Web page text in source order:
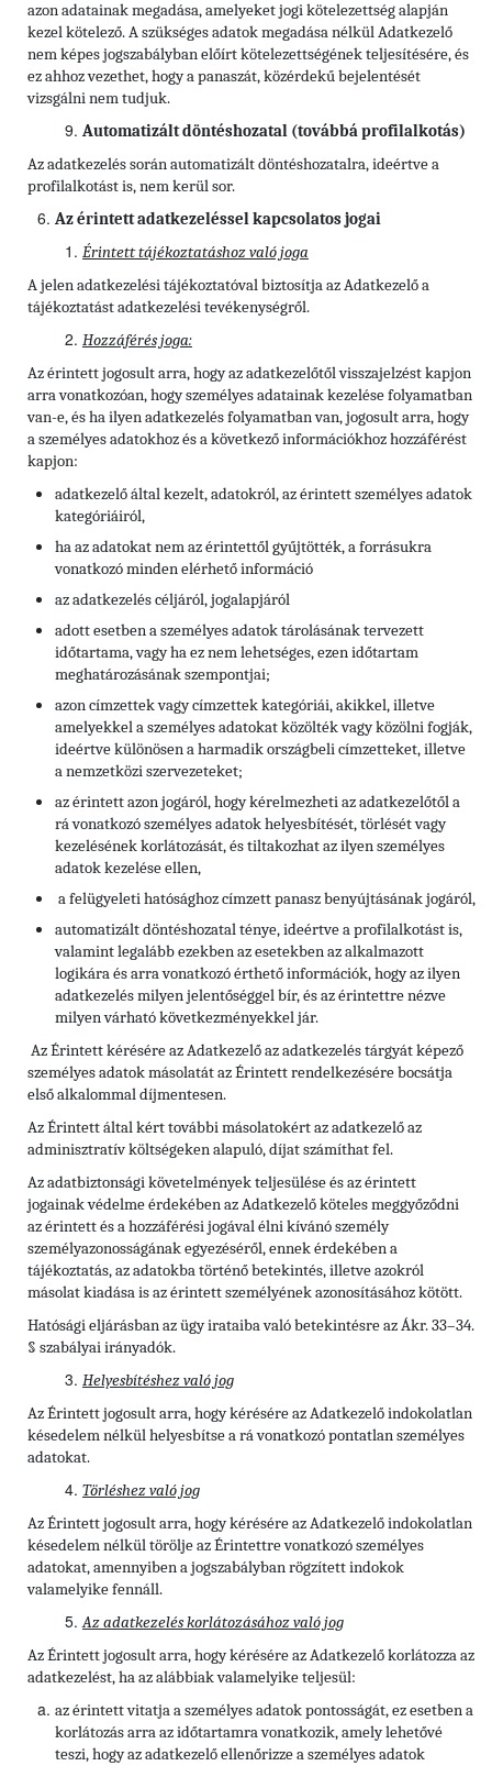
azon adatainak megadása, amelyeket jogi kötelezettség alapján
kezel kötelező. A szükséges adatok megadása nélkül Adatkezelő
nem képes jogszabályban előírt kötelezettségének teljesítésére, és
ez ahhoz vezethet, hogy a panaszát, közérdekű bejelentését
vizsgálni nem tudjuk.
Automatizált döntéshozatal (továbbá profilalkotás)
Az adatkezelés során automatizált döntéshozatalra, ideértve a
profilalkotást is, nem kerül sor.
Az érintett adatkezeléssel kapcsolatos jogai
Érintett tájékoztatáshoz való joga
A jelen adatkezelési tájékoztatóval biztosítja az Adatkezelő a
tájékoztatást adatkezelési tevékenységről.
Hozzáférés joga:
Az érintett jogosult arra, hogy az adatkezelőtől visszajelzést kapjon
arra vonatkozóan, hogy személyes adatainak kezelése folyamatban
van-e, és ha ilyen adatkezelés folyamatban van, jogosult arra, hogy
a személyes adatokhoz és a következő információkhoz hozzáférést
kapjon:
adatkezelő által kezelt, adatokról, az érintett személyes adatok
kategóriáiról,
ha az adatokat nem az érintettől gyűjtötték, a forrásukra
vonatkozó minden elérhető információ
az adatkezelés céljáról, jogalapjáról
adott esetben a személyes adatok tárolásának tervezett
időtartama, vagy ha ez nem lehetséges, ezen időtartam
meghatározásának szempontjai;
azon címzettek vagy címzettek kategóriái, akikkel, illetve
amelyekkel a személyes adatokat közölték vagy közölni fogják,
ideértve különösen a harmadik országbeli címzetteket, illetve
a nemzetközi szervezeteket;
az érintett azon jogáról, hogy kérelmezheti az adatkezelőtől a
rá vonatkozó személyes adatok helyesbítését, törlését vagy
kezelésének korlátozását, és tiltakozhat az ilyen személyes
adatok kezelése ellen,
a felügyeleti hatósághoz címzett panasz benyújtásának jogáról,
automatizált döntéshozatal ténye, ideértve a profilalkotást is,
valamint legalább ezekben az esetekben az alkalmazott
logikára és arra vonatkozó érthető információk, hogy az ilyen
adatkezelés milyen jelentőséggel bír, és az érintettre nézve
milyen várható következményekkel jár.
Az Érintett kérésére az Adatkezelő az adatkezelés tárgyát képező
személyes adatok másolatát az Érintett rendelkezésére bocsátja
első alkalommal díjmentesen.
Az Érintett által kért további másolatokért az adatkezelő az
adminisztratív költségeken alapuló, díjat számíthat fel.
Az adatbiztonsági követelmények teljesülése és az érintett
jogainak védelme érdekében az Adatkezelő köteles meggyőződni
az érintett és a hozzáférési jogával élni kívánó személy
személyazonosságának egyezéséről, ennek érdekében a
tájékoztatás, az adatokba történő betekintés, illetve azokról
másolat kiadása is az érintett személyének azonosításához kötött.
Hatósági eljárásban az ügy irataiba való betekintésre az Ákr. 33–34.
§ szabályai irányadók.
Helyesbítéshez való jog
Az Érintett jogosult arra, hogy kérésére az Adatkezelő indokolatlan
késedelem nélkül helyesbítse a rá vonatkozó pontatlan személyes
adatokat.
Törléshez való jog
Az Érintettjogosult arra, hogy kérésére az Adatkezelő indokolatlan
késedelem nélkül törölje az Érintettre vonatkozó személyes
adatokat, amennyiben a jogszabályban rögzített indokok
valamelyike fennáll.
Az adatkezelés korlátozásához való jog
Az Érintett jogosult arra, hogy kérésére az Adatkezelő korlátozza az
adatkezelést, ha az alábbiak valamelyike teljesül:
az érintett vitatja a személyes adatok pontosságát, ez esetben a
korlátozás arra az időtartamra vonatkozik, amely lehetővé
teszi, hogy az adatkezelő ellenőrizze a személyes adatok